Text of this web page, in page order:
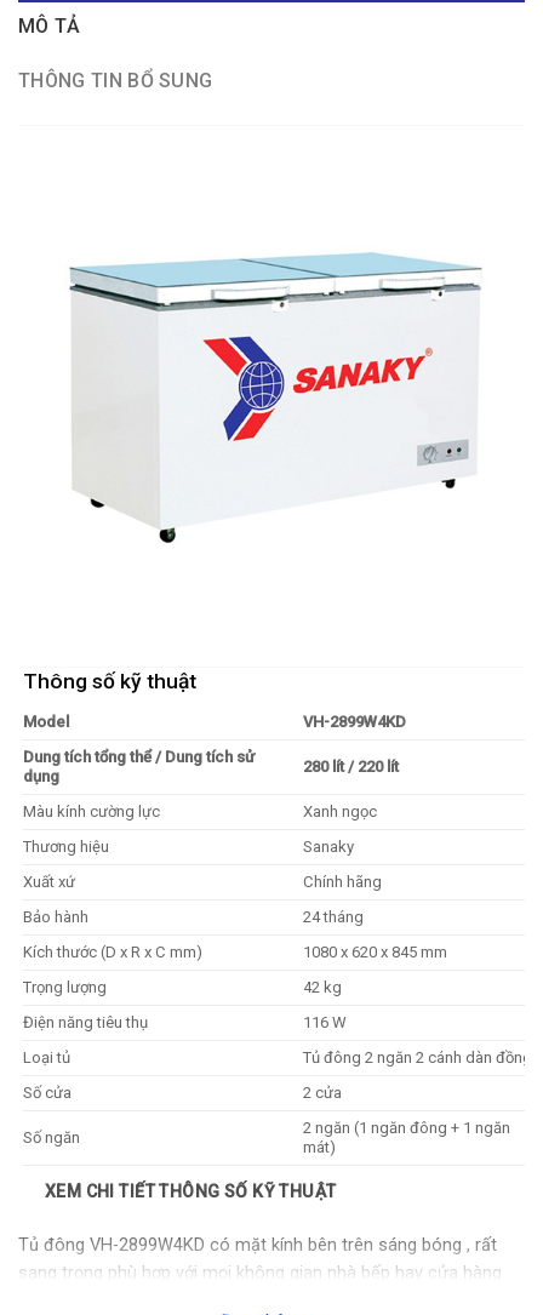
MÔ TẢ
THÔNG TIN BỔ SUNG
Thông số kỹ thuật
Model
VH-2899W4KD
Dung tích tổng thể / Dung tích sử
dụng
280 lít / 220 lít
Màu kính cường lực
Xanh ngọc
Thương hiệu
Sanaky
Xuất xứ
Chính hãng
Bảo hành
24 tháng
Kích thước (D x R x C mm)
1080 x 620 x 845 mm
Trọng lượng
42 kg
Điện năng tiêu thụ
116 W
Loại tủ
Tủ đông 2 ngăn 2 cánh dàn đồng
Số cửa
2 cửa
Số ngăn
2 ngăn (1 ngăn đông + 1 ngăn
mát)
Nhiệt độ (°C)
Đông: 0ºC < -18ºC | Mát: 0ºC >
10ºC
Gas sử dụng
R600A
Dàn lạnh
Ống đồng
XEM CHI TIẾT THÔNG SỐ KỸ THUẬT
Tủ đông VH-2899W4KD có mặt kính bên trên sáng bóng , rất
sang trọng phù hợp với mọi không gian nhà bếp hay cửa hàng